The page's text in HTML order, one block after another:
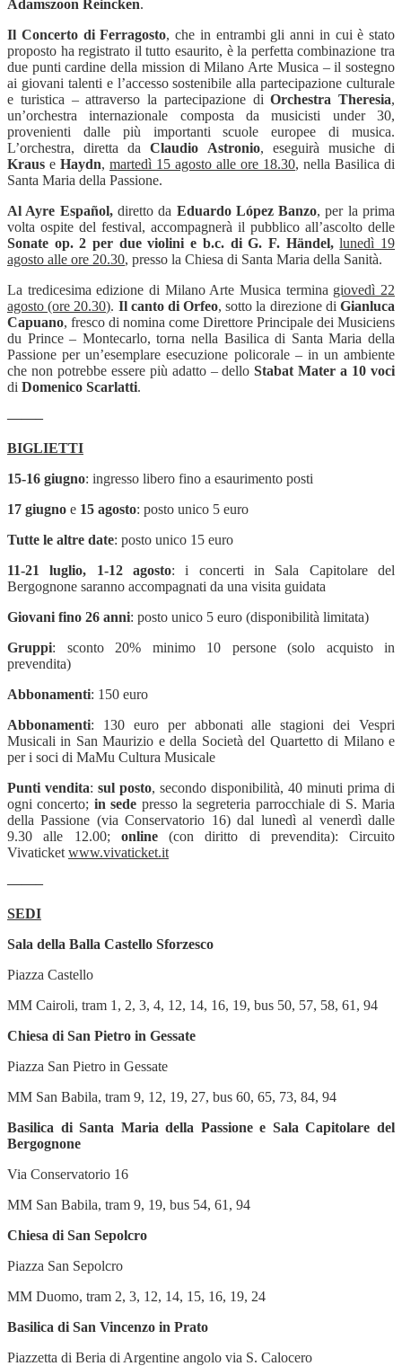
Adamszoon Reincken.
Il Concerto di Ferragosto, che in entrambi gli anni in cui è stato
proposto ha registrato il tutto esaurito, è la perfetta combinazione tra
due punti cardine della mission di Milano Arte Musica – il sostegno
ai giovani talenti e l’accesso sostenibile alla partecipazione culturale
e turistica – attraverso la partecipazione diOrchestra Theresia,
un’orchestra internazionale composta da musicisti under 30,
provenienti dalle più importanti scuole europee di musica.
L’orchestra, diretta daClaudio Astronio, eseguirà musiche di
Kraus e Haydn, martedì 15 agosto alle ore 18.30, nella Basilica di
Santa Maria della Passione.
Al Ayre Español,diretto da Eduardo López Banzo, per la prima
volta ospite del festival, accompagnerà il pubblico all’ascolto delle
Sonate op. 2 per due violini e b.c. diG. F. Händel, lunedì 19
agosto alle ore 20.30, presso la Chiesa di Santa Maria della Sanità.
La tredicesima edizione di Milano Arte Musica termina giovedì 22
agosto (ore 20.30). Il canto di Orfeo, sotto la direzione diGianluca
Capuano, fresco di nomina come Direttore Principale dei Musiciens
du Prince – Montecarlo, torna nella Basilica di Santa Maria della
Passione per un’esemplare esecuzione policorale – in un ambiente
che non potrebbe essere più adatto – delloStabat Mater a 10 voci
di Domenico Scarlatti.
——–
BIGLIETTI
15-16 giugno: ingresso libero fino a esaurimento posti
17 giugno e 15 agosto: posto unico 5 euro
Tutte le altre date: posto unico 15 euro
11-21 luglio, 1-12 agosto: i concerti in Sala Capitolare del
Bergognone saranno accompagnati da una visita guidata
Giovani fino 26 anni: posto unico 5 euro (disponibilità limitata)
Gruppi: sconto 20% minimo 10 persone (solo acquisto in
prevendita)
Abbonamenti: 150 euro
Abbonamenti: 130 euro per abbonati alle stagioni dei Vespri
Musicali in San Maurizio e della Società del Quartetto di Milano e
per i soci di MaMu Cultura Musicale
Punti vendita: sul posto, secondo disponibilità, 40 minuti prima di
ogni concerto; in sede presso la segreteria parrocchiale di S. Maria
della Passione (via Conservatorio 16) dal lunedì al venerdì dalle
9.30 alle 12.00; online (con diritto di prevendita): Circuito
Vivaticket www.vivaticket.it
——–
SEDI
Sala della Balla Castello Sforzesco
Piazza Castello
MM Cairoli, tram 1, 2, 3, 4, 12, 14, 16, 19, bus 50, 57, 58, 61, 94
Chiesa di San Pietro in Gessate
Piazza San Pietro in Gessate
MM San Babila, tram 9, 12, 19, 27, bus 60, 65, 73, 84, 94
Basilica di Santa Maria della Passione e Sala Capitolare del
Bergognone
Via Conservatorio 16
MM San Babila, tram 9, 19, bus 54, 61, 94
Chiesa di San Sepolcro
Piazza San Sepolcro
MM Duomo, tram 2, 3, 12, 14, 15, 16, 19, 24
Basilica di San Vincenzo in Prato
Piazzetta di Beria di Argentine angolo via S. Calocero